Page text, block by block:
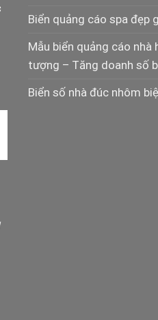
Biển quảng cáo spa đẹp
Mẫu biển quảng cáo nhà
tượng – Tăng doanh số
Biển số nhà đúc nhôm